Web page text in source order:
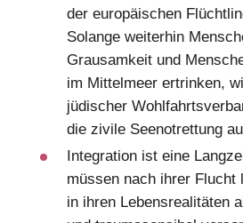
der europäischen
Solange weiterhin
Grausamkeit und
im Mittelmeer ertrinken,
jüdischer
die zivile Seenotrettung
Integration ist eine
müssen nach ihrer Flucht
in ihren Lebensrealitäten